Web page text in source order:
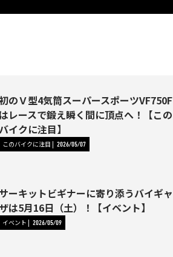
のＶ型4気筒スーパースポーツVF750F
はレースで鍛え瞬く間に頂点へ！【この
イクに注目】
このバイクに注目 2026/05/07
サーキットビギナーに寄り添うバイギャ
は5月16日（土）！【イベント】
イベント 2026/05/09